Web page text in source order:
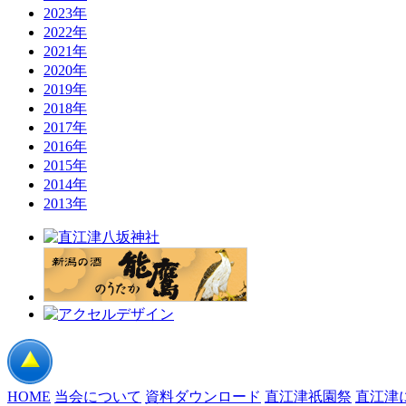
2023年
2022年
2021年
2020年
2019年
2018年
2017年
2016年
2015年
2014年
2013年
HOME 当会について 資料ダウンロード 直江津祇園祭 直江津